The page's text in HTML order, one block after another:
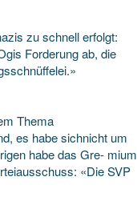
zu schnell erfolgt:
Forderung ab, die
Thema
es habe sichnicht um
habe das Gre- mium
«Die SVP